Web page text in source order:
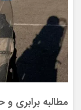
مطالبه برابری